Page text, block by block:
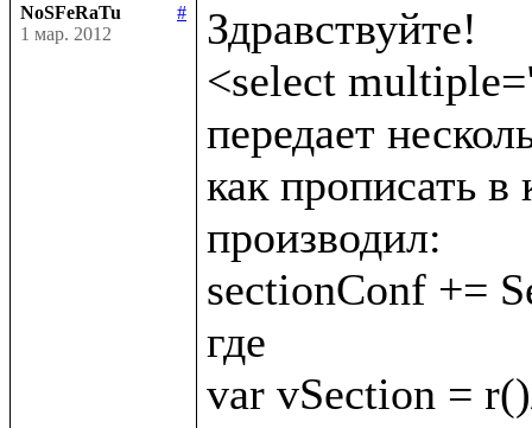
NoSFeRaTu
#
1 мар. 2012
Здравствуйте!
<select
передает
как прописать
производил:
sectionConf +=
где
var vSection =